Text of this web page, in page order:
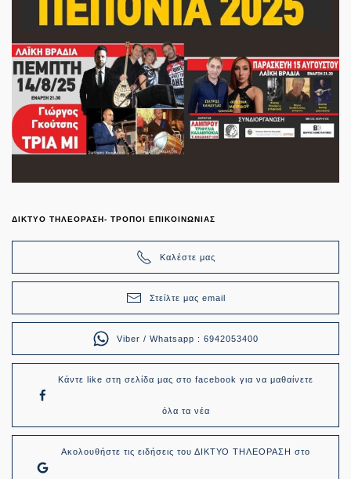
ΔΙΚΤΥΟ ΤΗΛΕΟΡΑΣΗ- ΤΡΟΠΟΙ ΕΠΙΚΟΙΝΩΝΙΑΣ
Καλέστε μας
Στείλτε μας email
Viber / Whatsapp : 6942053400
Κάντε like στη σελίδα μας στο facebook για να μαθαίνετε
όλα τα νέα
Ακολουθήστε τις ειδήσεις του ΔΙΚΤΥΟ ΤΗΛΕΟΡΑΣΗ στο